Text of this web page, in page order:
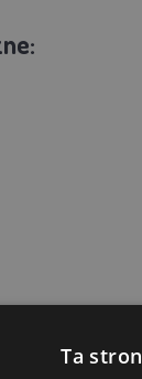
około 3-6
Ta